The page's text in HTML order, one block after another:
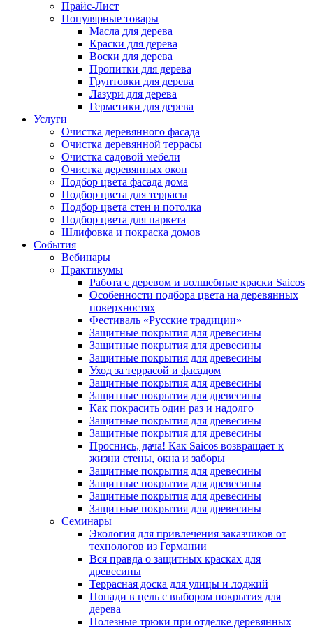
Прайс-Лист
Популярные товары
Масла для дерева
Краски для дерева
Воски для дерева
Пропитки для дерева
Грунтовки для дерева
Лазури для дерева
Герметики для дерева
Услуги
Очистка деревянного фасада
Очистка деревянной террасы
Очистка садовой мебели
Очистка деревянных окон
Подбор цвета фасада дома
Подбор цвета для террасы
Подбор цвета стен и потолка
Подбор цвета для паркета
Шлифовка и покраска домов
События
Вебинары
Практикумы
Работа с деревом и волшебные краски Saicos
Особенности подбора цвета на деревянных
поверхностях
Фестиваль «Русские традиции»
Защитные покрытия для древесины
Защитные покрытия для древесины
Защитные покрытия для древесины
Уход за террасой и фасадом
Защитные покрытия для древесины
Защитные покрытия для древесины
Как покрасить один раз и надолго
Защитные покрытия для древесины
Защитные покрытия для древесины
Проснись, дача! Как Saicos возвращает к
жизни стены, окна и заборы
Защитные покрытия для древесины
Защитные покрытия для древесины
Защитные покрытия для древесины
Защитные покрытия для древесины
Семинары
Экология для привлечения заказчиков от
технологов из Германии
Вся правда о защитных красках для
древесины
Террасная доска для улицы и лоджий
Попади в цель с выбором покрытия для
дерева
Полезные трюки при отделке деревянных